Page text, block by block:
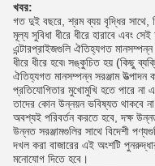
খবর:
গত দুই বছরে, শ্রম ব্যয় বৃদ্ধির সাথে,
মূল্য সুবিধা ধীরে ধীরে হারাবে এবং
এন্টারপ্রাইজগুলি ঐতিহ্যগত
ধীরে ধীরে হবে৷ সঙ্কুচিত হয় (কিছু
ঐতিহ্যগত মানসম্পন্ন সরঞ্জাম উত্পাদন
প্রতিযোগিতার মুখোমুখি হতে পারে না
তাদের কোন উন্নয়ন ভবিষ্যত থাকবে
অবশ্যই পরিবর্তন করতে হবে, দক্ষ
উন্নত সরঞ্জামগুলির সাথে বিদেশী
দখল করা বাজারের এই অংশটি
মনোযোগ দিতে হবে।